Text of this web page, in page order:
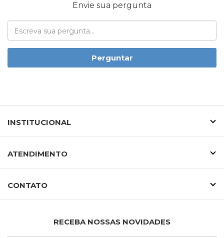
Envie sua pergunta
Perguntar
INSTITUCIONAL
ATENDIMENTO
CONTATO
RECEBA NOSSAS NOVIDADES